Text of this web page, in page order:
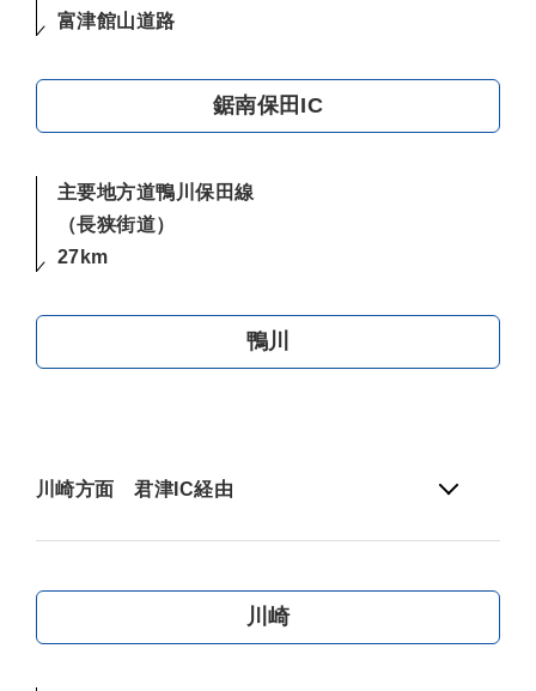
富津館山道路
鋸南保田IC
主要地方道鴨川保田線
（長狭街道）
27km
鴨川
川崎方面 君津IC経由
川崎